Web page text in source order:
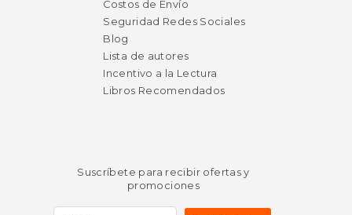
Costos de Envío
Seguridad Redes Sociales
Blog
Lista de autores
Incentivo a la Lectura
Libros Recomendados
Suscríbete para recibir ofertas y
promociones